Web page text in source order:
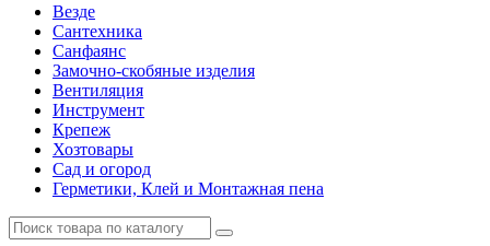
Везде
Сантехника
Санфаянс
Замочно-скобяные изделия
Вентиляция
Инструмент
Крепеж
Хозтовары
Сад и огород
Герметики, Клей и Монтажная пена